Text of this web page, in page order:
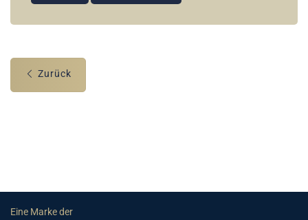
Zurück
Eine Marke der